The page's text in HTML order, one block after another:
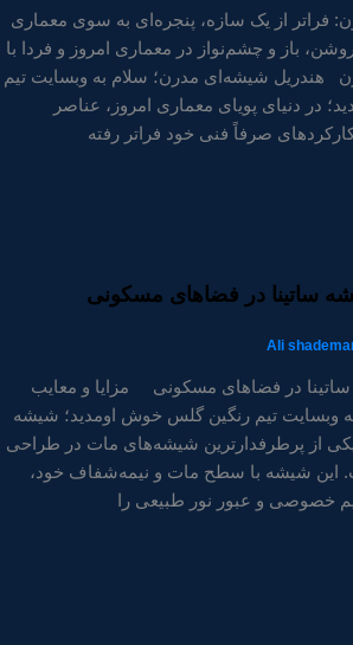
فراتر از یک سازه، پنجره‌ای به سوی معماری
باز و چشم‌نواز در معماری امروز و فردا با
هندریل شیشه‌ای مدرن؛ سلام به وبسایت تیم
در دنیای پویای معماری امروز، عناصر
صرفاً فنی خود فراتر رفته
ساتینا در فضاهای مسکونی
Ali
ساتینا در فضاهای مسکونی مزایا و معایب
وبسایت تیم رنگین گلس خوش اومدید؛ شیشه
یکی از پرطرفدارترین شیشه‌های مات در طراحی
این شیشه با سطح مات و نیمه‌شفاف خود،
خصوصی و عبور نور طبیعی را